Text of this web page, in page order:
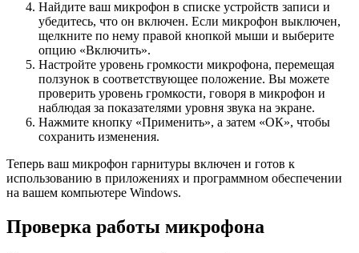
Найдите ваш микрофон в списке устройств записи и
убедитесь, что он включен. Если микрофон выключен,
щелкните по нему правой кнопкой мыши и выберите
опцию «Включить».
Настройте уровень громкости микрофона, перемещая
ползунок в соответствующее положение. Вы можете
проверить уровень громкости, говоря в микрофон и
наблюдая за показателями уровня звука на экране.
Нажмите кнопку «Применить», а затем «ОК», чтобы
сохранить изменения.
Теперь ваш микрофон гарнитуры включен и готов к
использованию в приложениях и программном обеспечении
на вашем компьютере Windows.
Проверка работы микрофона